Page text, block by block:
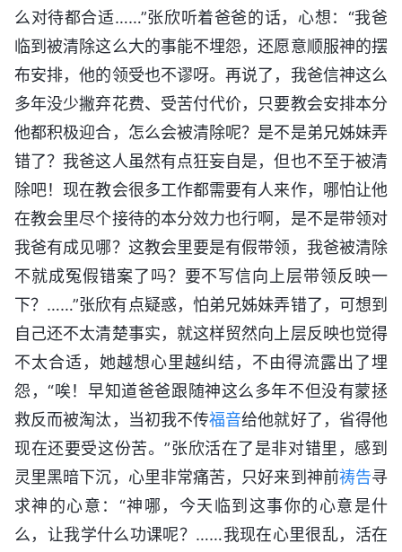
么对待都合适……”张欣听着爸爸的话，心想：“我爸
临到被清除这么大的事能不埋怨，还愿意顺服神的摆
布安排，他的领受也不谬呀。再说了，我爸信神这么
多年没少撇弃花费、受苦付代价，只要教会安排本分
他都积极迎合，怎么会被清除呢？是不是弟兄姊妹弄
错了？我爸这人虽然有点狂妄自是，但也不至于被清
除吧！现在教会很多工作都需要有人来作，哪怕让他
在教会里尽个接待的本分效力也行啊，是不是带领对
我爸有成见哪？这教会里要是有假带领，我爸被清除
不就成冤假错案了吗？要不写信向上层带领反映一
下？……”张欣有点疑惑，怕弟兄姊妹弄错了，可想到
自己还不太清楚事实，就这样贸然向上层反映也觉得
不太合适，她越想心里越纠结，不由得流露出了埋
怨，“唉！早知道爸爸跟随神这么多年不但没有蒙拯
救反而被淘汰，当初我不传福音给他就好了，省得他
现在还要受这份苦。”张欣活在了是非对错里，感到
灵里黑暗下沉，心里非常痛苦，只好来到神前祷告寻
求神的心意：“神哪，今天临到这事你的心意是什
么，让我学什么功课呢？……我现在心里很乱，活在